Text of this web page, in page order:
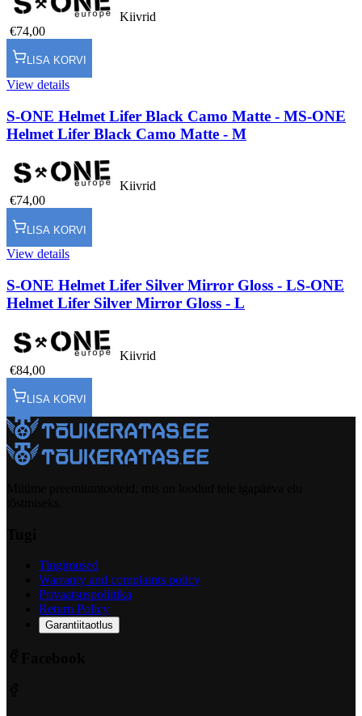
Kiivrid
€74,00
LISA KORVI
View details
S-ONE Helmet Lifer Black Camo Matte - MS-ONE
Helmet Lifer Black Camo Matte - M
Kiivrid
€74,00
LISA KORVI
View details
S-ONE Helmet Lifer Silver Mirror Gloss - LS-ONE
Helmet Lifer Silver Mirror Gloss - L
Kiivrid
€84,00
LISA KORVI
Tingimused
Warranty and complaints policy
Privaatsuspoliitika
Return Policy
Garantiitaotlus